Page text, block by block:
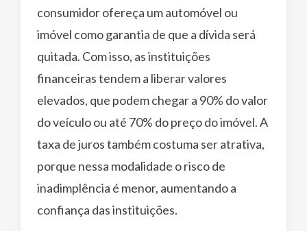
consumidor ofereça um automóvel ou
imóvel como garantia de que a dívida será
quitada. Com isso, as instituições
financeiras tendem a liberar valores
elevados, que podem chegar a 90% do valor
do veículo ou até 70% do preço do imóvel. A
taxa de juros também costuma ser atrativa,
porque nessa modalidade o risco de
inadimplência é menor, aumentando a
confiança das instituições.